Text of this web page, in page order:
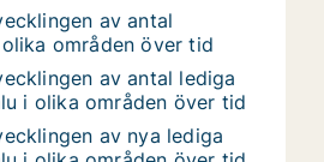
av antal
områden över tid
av antal lediga
i olika områden över tid
av nya lediga